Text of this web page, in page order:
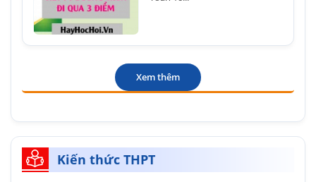
Xem thêm
Kiến thức THPT